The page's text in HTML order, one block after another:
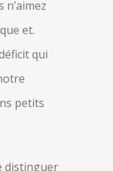
et.
qui
petits
distinguer